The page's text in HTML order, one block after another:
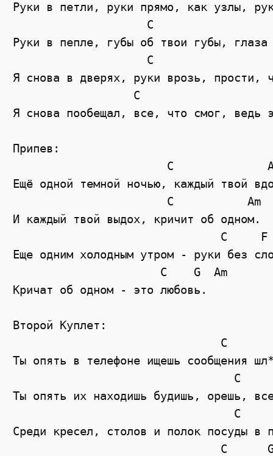
Руки в петли, руки прямо, как узлы,
C
Руки в пепле, губы об твои губы,
C
Я снова в дверях, руки врозь, прости,
C
Я снова пообещал, все, что смог, ведь
Припев:
C
Ещё одной темной ночью, каждый твой
                       C           Am
И каждый твой выдох, кричит об одном.
                               C     F
Еще одним холодным утром - руки без
                      C    G  Am
Кричат об одном - это любовь.
Второй Куплет:
C
Ты опять в телефоне ищешь сообщения
C
Ты опять их находишь будишь, орешь,
C
Среди кресел, столов и полок посуды в
C